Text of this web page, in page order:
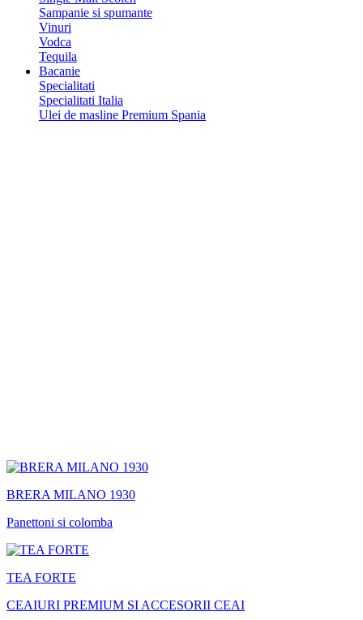
Sampanie si spumante
Vinuri
Vodca
Tequila
Bacanie
Specialitati
Specialitati Italia
Ulei de masline Premium Spania
BRERA MILANO 1930
Panettoni si colomba
TEA FORTE
CEAIURI PREMIUM SI ACCESORII CEAI